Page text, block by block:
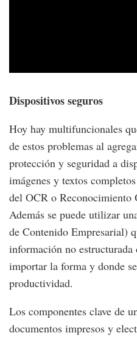
Dispositivos seguros
Hoy hay multifuncionales
de estos problemas al
protección y seguridad a
imágenes y textos
del OCR o Reconocimiento
Además se puede utilizar
de Contenido Empresarial)
información no
importar la forma y donde
productividad.
Los componentes clave de
documentos impresos y